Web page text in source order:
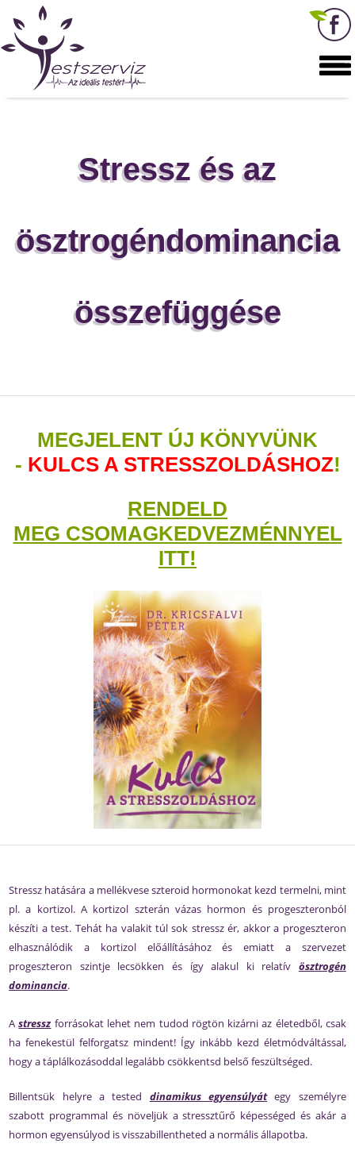
Stressz és az
ösztrogéndominancia
összefüggése
MEGJELENT ÚJ KÖNYVÜNK
- KULCS A STRESSZOLDÁSHOZ!
RENDELD
MEG CSOMAGKEDVEZMÉNNYEL
ITT!
Stressz hatására a mellékvese szteroid hormonokat kezd termelni, mint
pl. a kortizol. A kortizol szterán vázas hormon és progeszteronból
készíti a test. Tehát ha valakit túl sok stressz ér, akkor a progeszteron
elhasználódik a kortizol előállításához és emiatt a szervezet
progeszteron szintje lecsökken és így alakul ki relatív ösztrogén
dominancia.
Astressz forrásokat lehet nem tudod rögtön kizárni az életedből, csak
ha fenekestül felforgatsz mindent! Így inkább kezd életmódváltással,
hogy a táplálkozásoddal legalább csökkentsd belső feszültséged.
Billentsük helyre a tested dinamikus egyensúlyátegy személyre
szabott programmal és növeljük a stressztűrő képességed és akár a
hormon egyensúlyod is visszabillentheted a normális állapotba.